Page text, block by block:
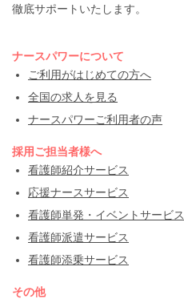
徹底サポートいたします。
ナースパワーについて
ご利用がはじめての方へ
全国の求人を見る
ナースパワーご利用者の声
採用ご担当者様へ
看護師紹介サービス
応援ナースサービス
看護師単発・イベントサービス
看護師派遣サービス
看護師添乗サービス
その他